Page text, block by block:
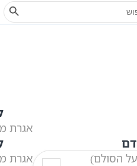
אשלג אגרת מא (בעל
אגרת
הסולם)
אגרת